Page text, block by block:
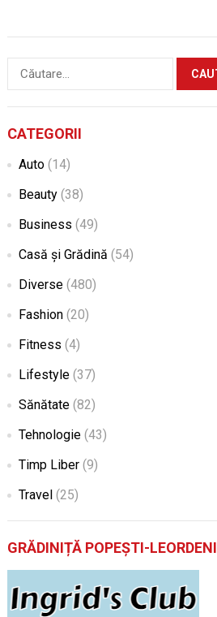
Caută
CATEGORII
Auto(14)
Beauty(38)
Business (49)
Casă și Grădină (54)
Diverse(480)
Fashion(20)
Fitness (4)
Lifestyle(37)
Sănătate(82)
Tehnologie(43)
Timp Liber(9)
Travel (25)
GRĂDINIȚĂ POPEȘTI-LEORDENI